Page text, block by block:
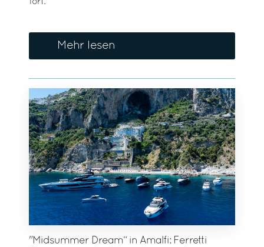
fort.
Mehr lesen
"Midsummer Dream“ in Amalfi: Ferretti